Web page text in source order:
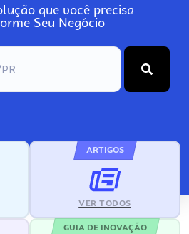
que você precisa
Seu Negócio
ARTIGOS
VER TODOS
GUIA DE INOVAÇÃO